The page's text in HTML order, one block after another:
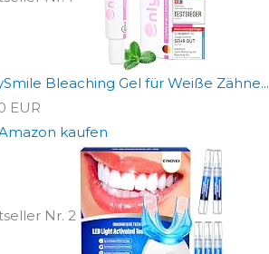
Bleaching Gel für Weiße Zähne...
EUR
kaufen
Nr. 2